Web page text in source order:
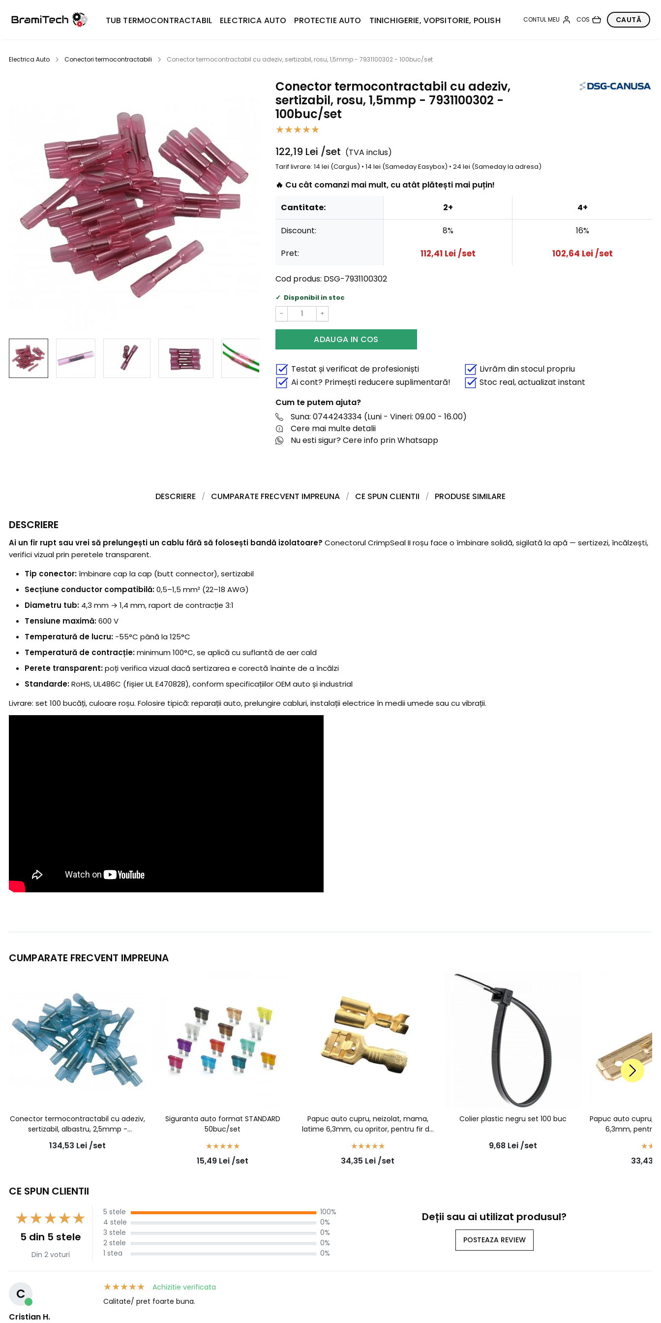
TUB TERMOCONTRACTABIL ELECTRICA AUTO PROTECTIE AUTO TINICHIGERIE, VOPSITORIE, POLISH
Electrica Auto Conectori termocontractabili Conector termocontractabil cu adeziv, sertizabil, rosu, 1,5mmp - 7931100302 - 100buc/set
Conector termocontractabil cu adeziv,
sertizabil, rosu, 1,5mmp - 7931100302 -
100buc/set
122,19 Lei /set (TVA inclus)
Tarif livrare: 14 lei (Cargus) • 14 lei (Sameday Easybox) • 24 lei (Sameday la adresa)
🔥 Cu cât comanzi mai mult, cu atât plătești mai puțin!
Cantitate:
2+ 4+
Discount: 8%
16%
Pret:
112,41 Lei /set 102,64 Lei /set
Cod produs: DSG-7931100302
Disponibil in stoc
− +
ADAUGA IN COS
Testat și verificat de profesioniști
Livrăm din stocul propriu
Ai cont? Primești reducere suplimentară!
Stoc real, actualizat instant
Cum te putem ajuta?
Suna: 0744243334 (Luni - Vineri: 09.00 - 16.00)
Cere mai multe detalii
Nu esti sigur? Cere info prin Whatsapp
DESCRIERE CUMPARATE FRECVENT IMPREUNA CE SPUN CLIENTII PRODUSE SIMILARE
DESCRIERE
Ai un fir rupt sau vrei să prelungești un cablu fără să folosești bandă izolatoare? Conectorul CrimpSeal II roșu face o îmbinare solidă, sigilată la apă — sertizezi, încălzești,
verifici vizual prin peretele transparent.
Tip conector:îmbinare cap la cap (butt connector), sertizabil
Secțiune conductor compatibilă:0,5–1,5 mm² (22–18 AWG)
Diametru tub: 4,3 mm → 1,4 mm, raport de contracție 3:1
Tensiune maximă:600 V
Temperatură de lucru: -55°C până la 125°C
Temperatură de contracție:minimum 100°C, se aplică cu suflantă de aer cald
Perete transparent:poți verifica vizual dacă sertizarea e corectă înainte de a încălzi
Standarde:RoHS, UL486C (fișier UL E470828), conform specificațiilor OEM auto și industrial
Livrare: set 100 bucăți, culoare roșu. Folosire tipică: reparații auto, prelungire cabluri, instalații electrice în medii umede sau cu vibrații.
CUMPARATE FRECVENT IMPREUNA
Conector termocontractabil cu adeziv,
sertizabil, albastru, 2,5mmp -
7931200502 - 100buc/set
134,53 Lei /set
Siguranta auto format STANDARD
50buc/set
15,49 Lei /set
Papuc auto cupru, neizolat, mama,
latime 6,3mm, cu opritor, pentru fir de
34,35 Lei /set
Colier plastic negru set 100 buc
9,68 Lei /set
Papuc auto cupru,
6,3mm, pentru
33,43
CE SPUN CLIENTII
5 din 5 stele
Din 2 voturi
5 stele
100%
4 stele
0%
3 stele
0%
2 stele
0%
1 stea
0%
Deții sau ai utilizat produsul?
POSTEAZA REVIEW
C
Cristian H.
Achizitie verificata
Calitate/ pret foarte buna.